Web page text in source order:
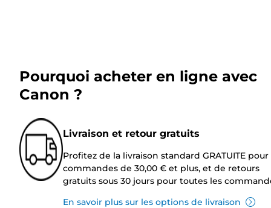
Pourquoi acheter en ligne avec
Canon ?
Livraison et retour gratuits
Profitez de la livraison standard GRATUITE pour
commandes de 30,00 € et plus, et de retours
gratuits sous 30 jours pour toutes les
En savoir plus sur les options de livraison